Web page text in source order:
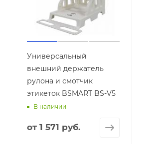
Универсальный
внешний держатель
рулона и смотчик
этикеток BSMART BS-V5
В наличии
от 1 571 руб.